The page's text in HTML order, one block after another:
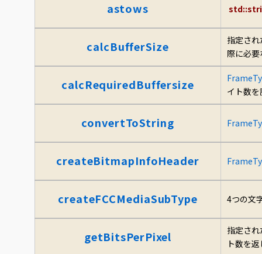
astows
calcBufferSize
指定さ
際に必
calcRequiredBuffersize
イト数
convertToString
createBitmapInfoHeader
createFCCMediaSubType 4つの文
getBitsPerPixel
指定さ
ト数を